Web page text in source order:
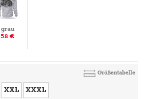
grau
58 €
Größentabelle
XXL XXXL